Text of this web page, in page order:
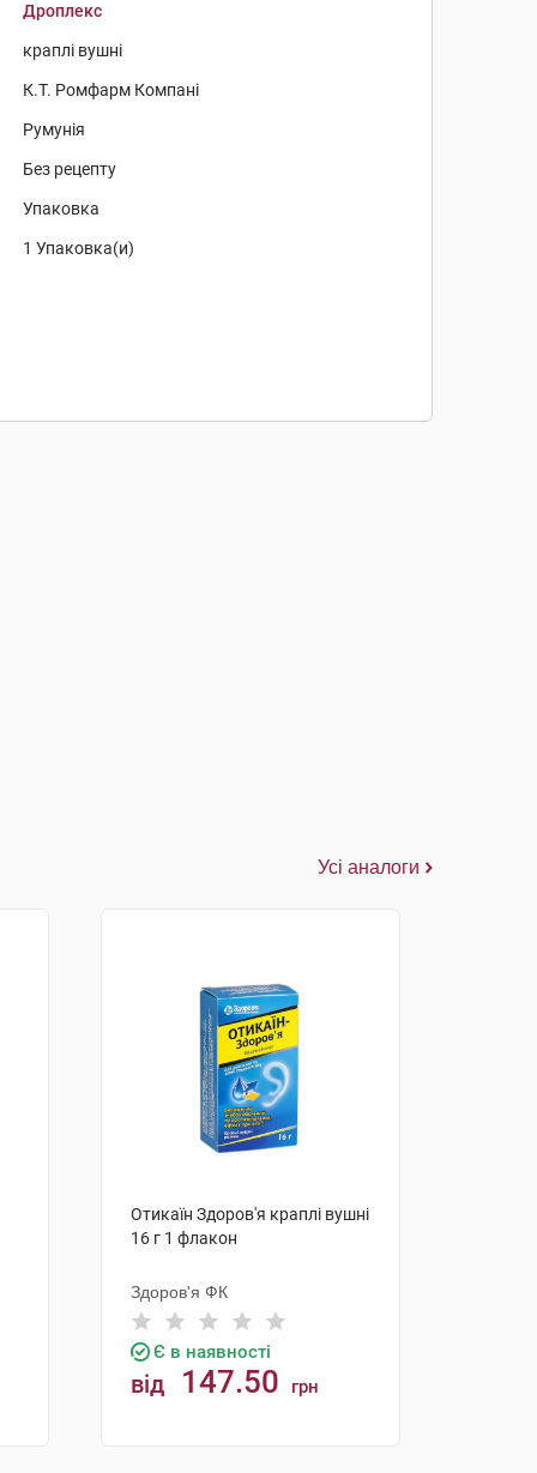
Дроплекс
краплі вушні
К.Т. Ромфарм Компані
Румунія
Без рецепту
Упаковка
1 Упаковка(и)
Усі аналоги
Отикаїн Здоров'я краплі вушні
16 г 1 флакон
Здоров'я ФК
Є в наявності
від 147.50 грн